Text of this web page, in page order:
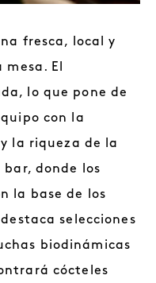
fresca, local y
El
lo que pone de
con la
la riqueza de la
donde los
la base de los
selecciones
biodinámicas
cócteles